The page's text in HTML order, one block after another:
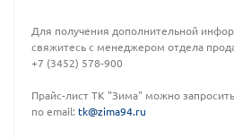
Для получения дополнительной
свяжитесь с менеджером отдела
+7 (3452) 578-900
Прайс-лист ТК "Зима" можно запросить
по email: tk@zima94.ru